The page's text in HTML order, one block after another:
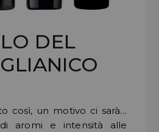
DEL
così, un motivo ci sarà…
di aromi e intensità alle
l' Informativa Privacy per la Newsletter